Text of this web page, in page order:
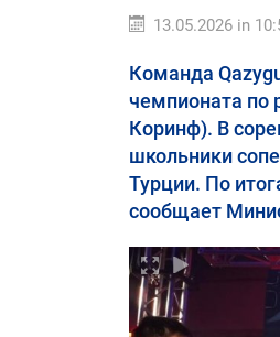
13.05.2026 in
Команда
чемпионата по
Коринф). В
школьники
Турции. По
сообщает